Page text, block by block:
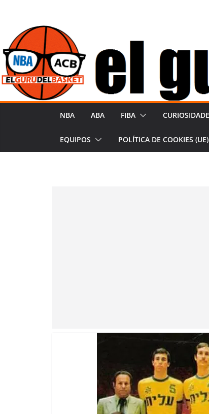
contenido
NBA ABA FIBA
EQUIPOS POLÍTICA DE COOKIES (UE)